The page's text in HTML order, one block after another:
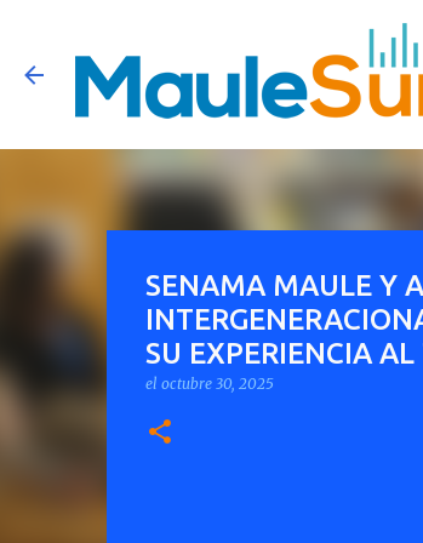
SENAMA MAULE Y
SU EXPERIENCIA
el octubre 30, 2025